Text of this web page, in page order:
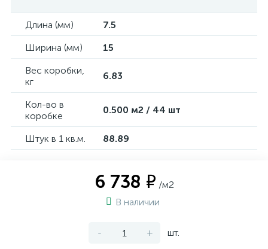
Длина (мм)
7.5
Ширина (мм)
15
Вес коробки,
кг
6.83
Кол-во в
коробке
0.500 м2 / 44 шт
Штук в 1 кв.м. 88.89
6 738 ₽ /м2
В наличии
- + шт.